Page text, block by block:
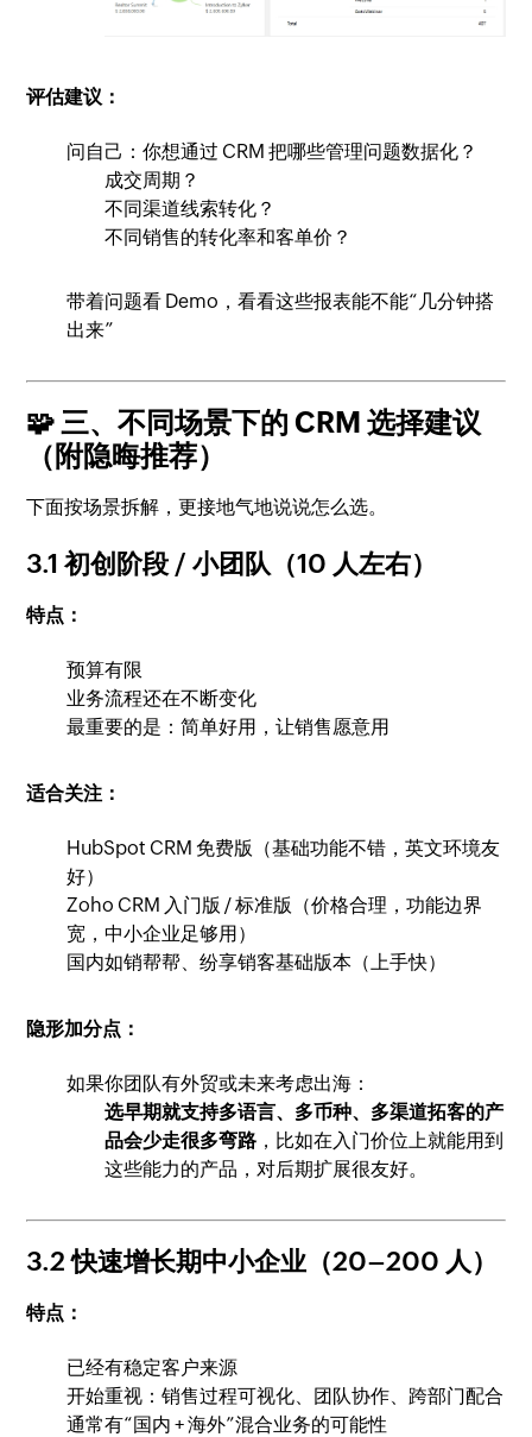
评估建议：
问自己：你想通过 CRM 把哪些管理问题数据化？
成交周期？
不同渠道线索转化？
不同销售的转化率和客单价？
带着问题看 Demo，看看这些报表能不能“几分钟搭
出来”
🧩 三、不同场景下的 CRM 选择建议
（附隐晦推荐）
下面按场景拆解，更接地气地说说怎么选。
3.1 初创阶段 / 小团队（10 人左右）
特点：
预算有限
业务流程还在不断变化
最重要的是：简单好用，让销售愿意用
适合关注：
HubSpot CRM 免费版（基础功能不错，英文环境友
好）
Zoho CRM 入门版 / 标准版（价格合理，功能边界
宽，中小企业足够用）
国内如销帮帮、纷享销客基础版本（上手快）
隐形加分点：
如果你团队有外贸或未来考虑出海：
选早期就支持多语言、多币种、多渠道拓客的产
品会少走很多弯路 ，比如在入门价位上就能用到
这些能力的产品，对后期扩展很友好。
3.2 快速增长期中小企业（20–200 人）
特点：
已经有稳定客户来源
开始重视：销售过程可视化、团队协作、跨部门配合
通常有“国内 + 海外”混合业务的可能性